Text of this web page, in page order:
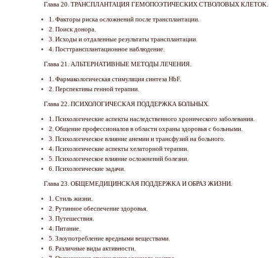
Глава 20. ТРАНСПЛАНТАЦИЯ ГЕМОПОЭТИЧЕСКИХ СТВОЛОВЫХ КЛЕТОК.
1. Факторы риска осложнений после трансплантации.
2. Поиск донора.
3. Исходы и отдаленные результаты трансплантации.
4. Посттрансплантационное наблюдение.
Глава 21. АЛЬТЕРНАТИВНЫЕ МЕТОДЫ ЛЕЧЕНИЯ.
1. Фармакологическая стимуляция синтеза HbF.
2. Перспективы генной терапии.
Глава 22. ПСИХОЛОГИЧЕСКАЯ ПОДДЕРЖКА БОЛЬНЫХ.
1. Психологические аспекты наследственного хронического заболевания.
2. Общение профессионалов в области охраны здоровья с больными.
3. Психологическое влияние анемии и трансфузий на больного.
4. Психологические аспекты хелаторной терапии.
5. Психологическое влияние осложнений болезни.
6. Психологические задачи.
Глава 23. ОБЩЕМЕДИЦИНСКАЯ ПОДДЕРЖКА И ОБРАЗ ЖИЗНИ.
1. Стиль жизни.
2. Рутинное обеспечение здоровья.
3. Путешествия.
4. Питание.
5. Злоупотребление вредными веществами.
6. Различные виды активности.